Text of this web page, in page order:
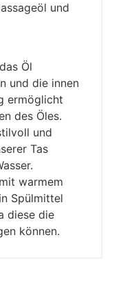
und
Öl
und die innen
ermöglicht
des Öles.
und
Tas
warmem
Spülmittel
diese die
können.